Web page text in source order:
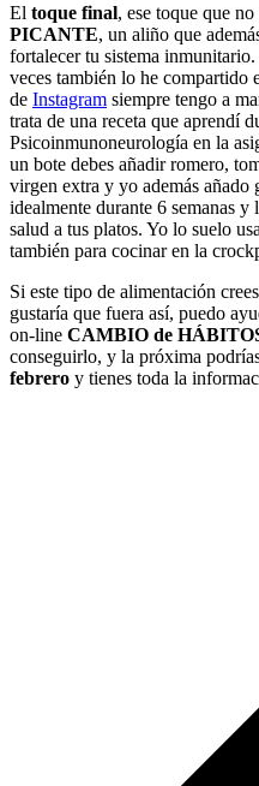
El toque final, ese toque que
PICANTE, un aliño que
fortalecer tu sistema
veces también lo he compartido
de Instagram siempre tengo a
trata de una receta que aprendí
Psicoinmunoneurología en la
un bote debes añadir romero,
virgen extra y yo además
idealmente durante 6 semanas
salud a tus platos. Yo lo suelo
también para cocinar en la
Si este tipo de alimentación
gustaría que fuera así, puedo
on-line CAMBIO de
conseguirlo, y la próxima
febrero y tienes toda la